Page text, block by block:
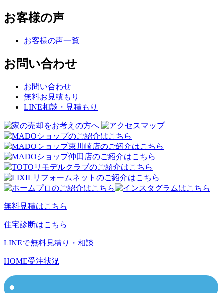
お客様の声
お客様の声一覧
お問い合わせ
お問い合わせ
無料お見積もり
LINE相談・見積もり
無料見積はこちら
住宅診断はこちら
LINEで無料見積り・相談
HOME受注状況